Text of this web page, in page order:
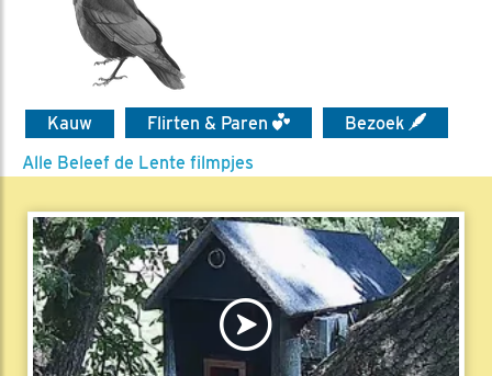
Kauw Flirten & Paren
Bezoek
Alle Beleef de Lente filmpjes